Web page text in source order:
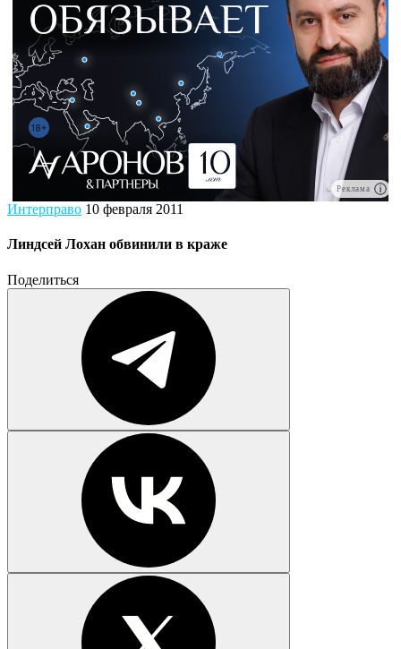
Реклама
Интерправо 10 февраля 2011
Линдсей Лохан обвинили в краже
Поделиться